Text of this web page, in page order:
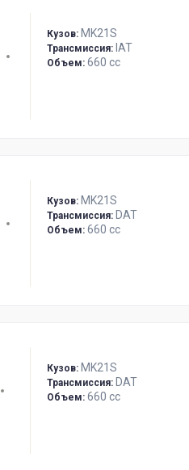
Кузов: MK21S
Трансмиссия: IAT
Объем: 660 сс
Кузов: MK21S
Трансмиссия: DAT
Объем: 660 сс
Кузов: MK21S
Трансмиссия: DAT
Объем: 660 сс